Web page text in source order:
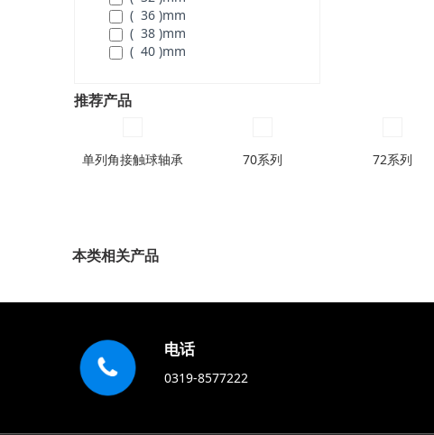
( 200 )mm
( 36 )mm
( 38 )mm
( 40 )mm
( 46 )
( 52 )mm
( 72 )
( 76 )
推荐产品
单列角接触球轴承 70系列 72系列
本类相关产品
电话
0319-8577222